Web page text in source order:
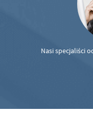
Nasi specjaliści